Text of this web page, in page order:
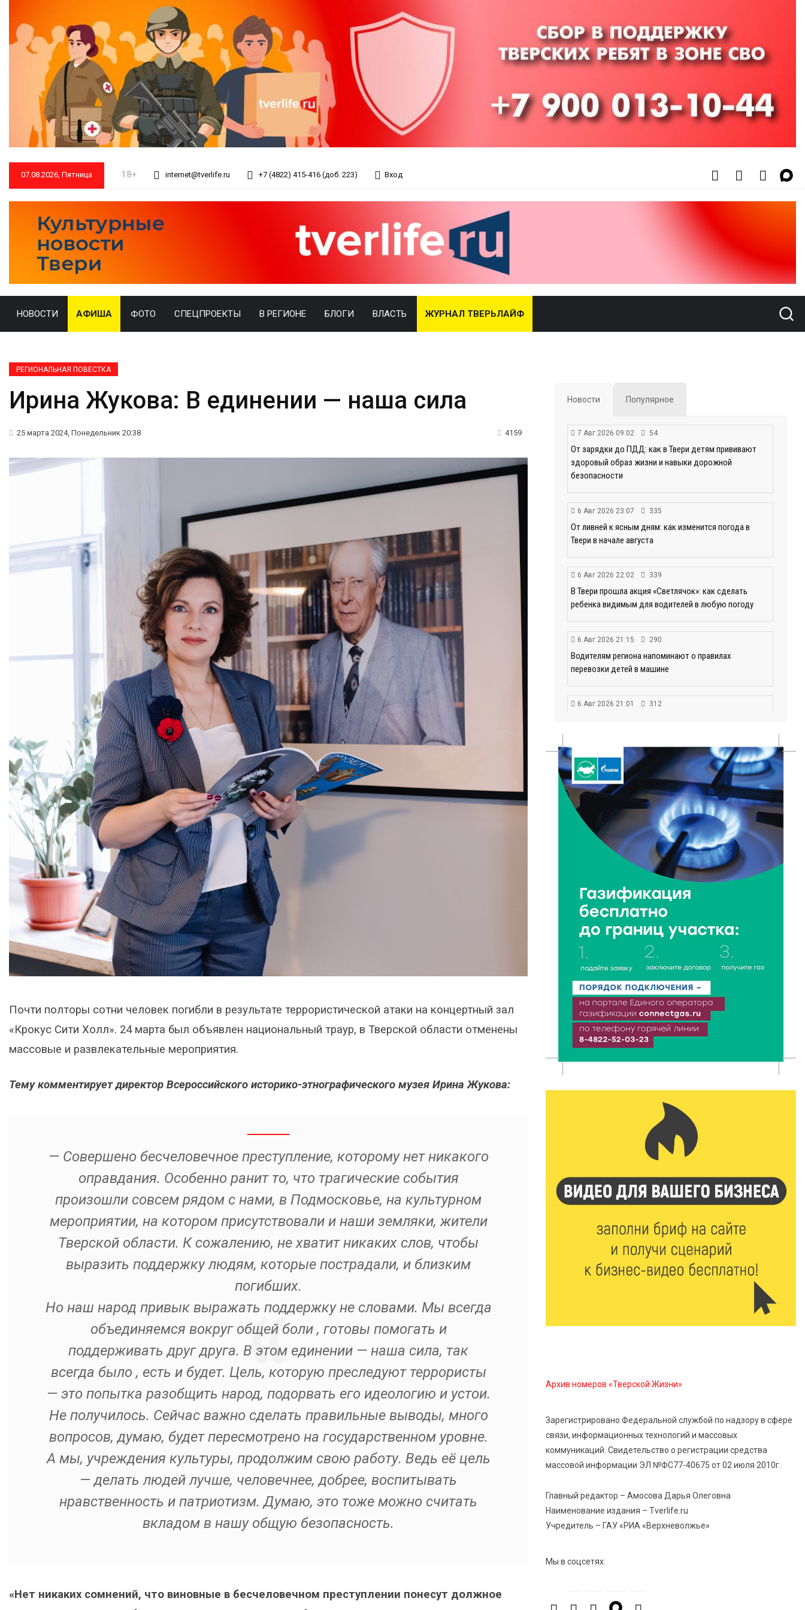
07.08.2026, Пятница 18+ internet@tverlife.ru +7 (4822) 415-416 (доб. 223) Вход
НОВОСТИ АФИША ФОТО СПЕЦПРОЕКТЫ В РЕГИОНЕ БЛОГИ ВЛАСТЬ ЖУРНАЛ ТВЕРЬЛАЙФ
РЕГИОНАЛЬНАЯ ПОВЕСТКА
Ирина Жукова: В единении — наша сила
25 марта 2024, Понедельник 20:38 4159
Почти полторы сотни человек погибли в результате террористической атаки на концертный зал
«Крокус Сити Холл». 24 марта был объявлен национальный траур, в Тверской области отменены
массовые и развлекательные мероприятия.
Тему комментирует директор Всероссийского историко-этнографического музея Ирина Жукова:
— Совершено бесчеловечное преступление, которому нет никакого
оправдания. Особенно ранит то, что трагические события
произошли совсем рядом с нами, в Подмосковье, на культурном
мероприятии, на котором присутствовали и наши земляки, жители
Тверской области. К сожалению, не хватит никаких слов, чтобы
выразить поддержку людям, которые пострадали, и близким
погибших.
Но наш народ привык выражать поддержку не словами. Мы всегда
объединяемся вокруг общей боли , готовы помогать и
поддерживать друг друга. В этом единении — наша сила, так
всегда было , есть и будет. Цель, которую преследуют террористы
— это попытка разобщить народ, подорвать его идеологию и устои.
Не получилось. Сейчас важно сделать правильные выводы, много
вопросов, думаю, будет пересмотрено на государственном уровне.
А мы, учреждения культуры, продолжим свою работу. Ведь её цель
— делать людей лучше, человечнее, добрее, воспитывать
нравственность и патриотизм. Думаю, это тоже можно считать
вкладом в нашу общую безопасность.
«Нет никаких сомнений, что виновные в бесчеловечном преступлении понесут должное
Новости Популярное
7 Авг 2026 09:02 54
От зарядки до ПДД: как в Твери детям прививают
здоровый образ жизни и навыки дорожной
безопасности
6 Авг 2026 23:07 335
От ливней к ясным дням: как изменится погода в
Твери в начале августа
6 Авг 2026 22:02 339
В Твери прошла акция «Светлячок»: как сделать
ребенка видимым для водителей в любую погоду
6 Авг 2026 21:15 290
Водителям региона напоминают о правилах
перевозки детей в машине
6 Авг 2026 21:01 312
6 Авг 2026 20:01
Тверские школьники покорили Дальний Восток:
итоги смены в ВДЦ «Океан»
6 Авг 2026 19:01 477
Забота о пациентах и врачах: в ГКБ №7 стало ещё
6 Авг 2026 18:18 337
Большие деньги для большой модернизации
тверских заводов
6 Авг 2026 18:01
состояние СШОР по гребле в Твери
6 Авг 2026 17:01 322
День рождения Светофора: в детском саду № 6
6 Авг 2026 16:41 495
В Твери пройдёт дополнительный день приёма в
281
кешбэка создает волны спроса
Тверские «Романтики» покорили Витебск своей
хореографией
Калининские футболисты представят Тверскую
область на всероссийском марафоне «Земля
спорта»
Голубев проверил школы и детсады Зубцова к 1
6 Авг 2026 14:55
Архив номеров «Тверской Жизни»
Зарегистрировано Федеральной службой по надзору в сфере
связи, информационных технологий и массовых
коммуникаций. Свидетельство о регистрации средства
массовой информации ЭЛ №ФС77-40675 от 02 июля 2010г.
Главный редактор – Амосова Дарья Олеговна
Наименование издания – Tverlife.ru
Учредитель – ГАУ «РИА «Верхневолжье»
Мы в соцсетях: